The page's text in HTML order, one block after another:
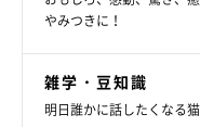
華やかで麗しい見た目へ
うですが、飼い主さんに
やみつきに！
雑学・豆知識
明日誰かに話したくなる